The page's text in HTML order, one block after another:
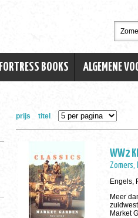
BOOKS ALGEMENE
prijs titel
WW2
Zomers,
Engels,
Meer
Market